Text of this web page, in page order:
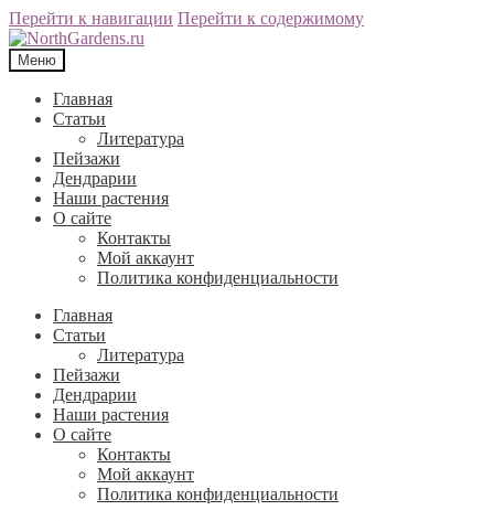
Перейти к навигации Перейти к содержимому
Меню
Главная
Статьи
Литература
Пейзажи
Дендрарии
Наши растения
О сайте
Контакты
Мой аккаунт
Политика конфиденциальности
Главная
Статьи
Литература
Пейзажи
Дендрарии
Наши растения
О сайте
Контакты
Мой аккаунт
Политика конфиденциальности